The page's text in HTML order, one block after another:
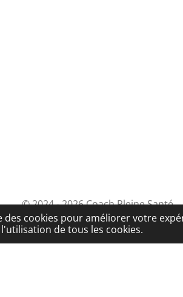
des cookies pour améliorer votre
de tous les cookies.
© 2024 - 2026 Coach Pleine Santé